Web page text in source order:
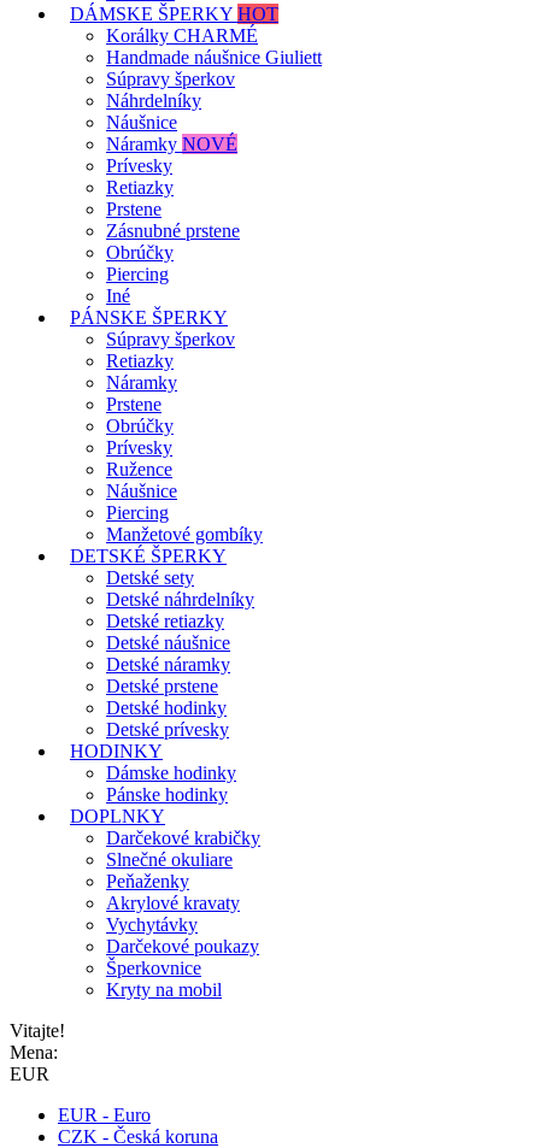
DÁMSKE ŠPERKY HOT
Korálky CHARMÉ
Handmade náušnice Giuliett
Súpravy šperkov
Náhrdelníky
Náušnice
Náramky NOVÉ
Prívesky
Retiazky
Prstene
Zásnubné prstene
Obrúčky
Piercing
Iné
PÁNSKE ŠPERKY
Súpravy šperkov
Retiazky
Náramky
Prstene
Obrúčky
Prívesky
Ružence
Náušnice
Piercing
Manžetové gombíky
DETSKÉ ŠPERKY
Detské sety
Detské náhrdelníky
Detské retiazky
Detské náušnice
Detské náramky
Detské prstene
Detské hodinky
Detské prívesky
HODINKY
Dámske hodinky
Pánske hodinky
DOPLNKY
Darčekové krabičky
Slnečné okuliare
Peňaženky
Akrylové kravaty
Vychytávky
Darčekové poukazy
Šperkovnice
Kryty na mobil
Vitajte!
Mena:
EUR
EUR - Euro
CZK - Česká koruna